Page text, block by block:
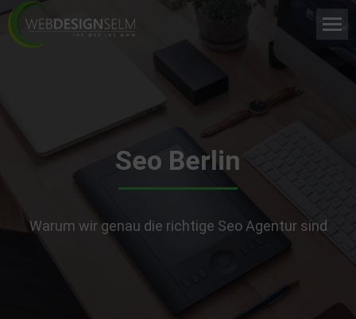
Seo Berlin
Warum wir genau die richtige Seo Agentur sind